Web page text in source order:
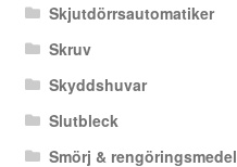
Skjutdörrsautomatiker
Skruv
Skyddshuvar
Slutbleck
Smörj & rengöringsmedel